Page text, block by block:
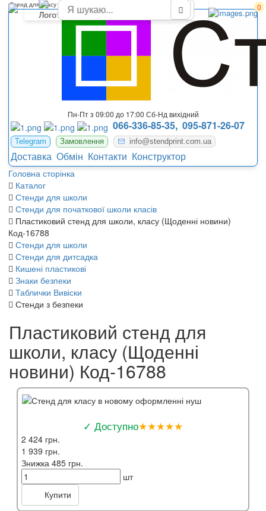
0
Пн-Пт з 09:00 до 17:00 Сб-Нд вихідний
066-336-85-35, 095-871-26-07
Telegram Замовлення info@stendprint.com.ua
Доставка Обмін Контакти Конструктор
Головна сторінка
Каталог
Стенди для школи
Стенди для початкової школи класів
Пластиковий стенд для школи, класу (Щоденні новини)
Код-16788
Стенди для школи
Стенди для дитсадка
Кишені пластикові
Знаки безпеки
Таблички Вивіски
Стенди з безпеки
Стенд для класу в новому оформленні нуш
Пластиковий стенд для
школи, класу (Щоденні
новини) Код-16788
✓ Доступно★★★★★
2 424 грн.
1 939 грн.
Знижка 485 грн.
шт
Купити